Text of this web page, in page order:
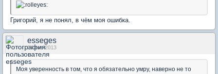
Григорий, я не понял, в чём моя ошибка.
esseges
14 янв 2013
Моя уверенность в том, что я обязательно умру, наверно не то